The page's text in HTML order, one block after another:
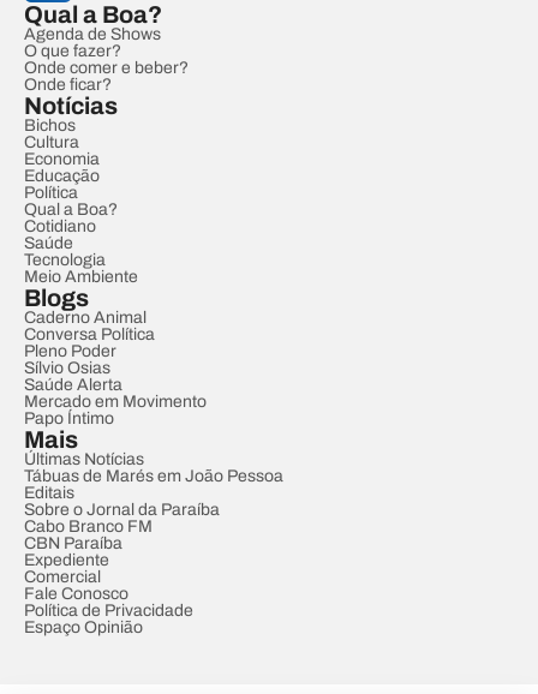
Qual a Boa?
Agenda de Shows
O que fazer?
Onde comer e beber?
Onde ficar?
Notícias
Bichos
Cultura
Economia
Educação
Política
Qual a Boa?
Cotidiano
Saúde
Tecnologia
Meio Ambiente
Blogs
Caderno Animal
Conversa Política
Pleno Poder
Sílvio Osias
Saúde Alerta
Mercado em Movimento
Papo Íntimo
Mais
Últimas Notícias
Tábuas de Marés em João Pessoa
Editais
Sobre o Jornal da Paraíba
Cabo Branco FM
CBN Paraíba
Expediente
Comercial
Fale Conosco
Política de Privacidade
Espaço Opinião